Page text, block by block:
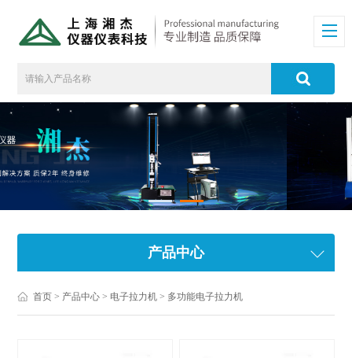
产品中心
首页 > 产品中心 > 电子拉力机 > 多功能电子拉力机